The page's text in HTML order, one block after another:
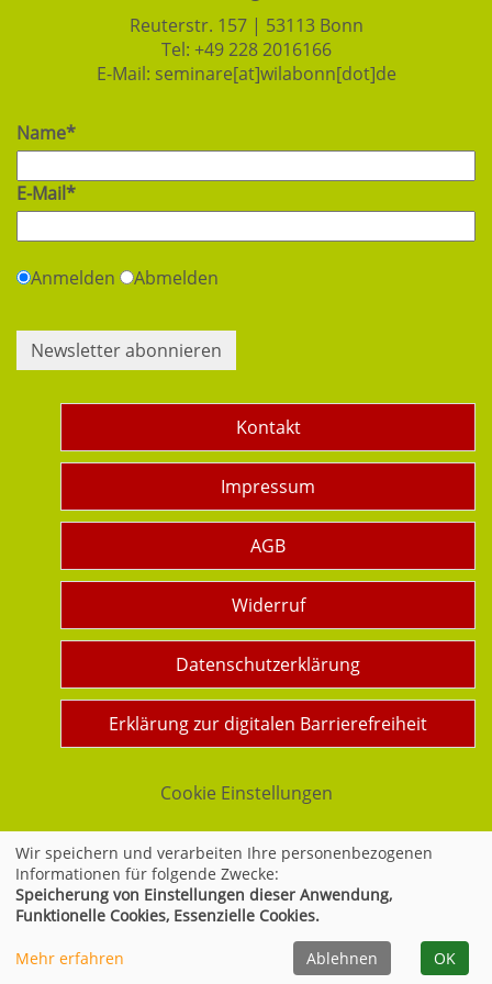
Reuterstr. 157 | 53113 Bonn
Tel: +49 228 2016166
E-Mail: seminare[at]wilabonn[dot]de
Name*
E-Mail*
Anmelden Abmelden
Newsletter abonnieren
Kontakt
Impressum
AGB
Widerruf
Datenschutzerklärung
Erklärung zur digitalen Barrierefreiheit
Cookie Einstellungen
Widerrufsformular
Wir speichern und verarbeiten Ihre personenbezogenen
Informationen für folgende Zwecke:
Speicherung von Einstellungen dieser Anwendung,
Funktionelle Cookies, Essenzielle Cookies.
Mehr erfahren Ablehnen OK